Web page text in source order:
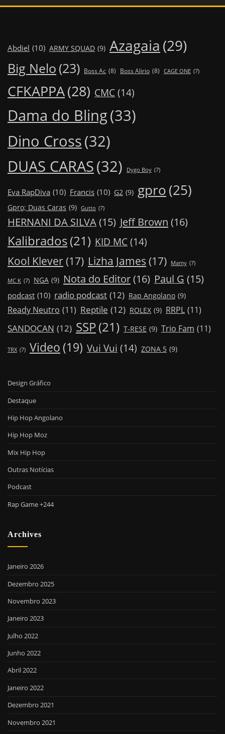
Abdiel (10) ARMY SQUAD (9) Azagaia (29)
Big Nelo (23) Boss Ac (8) Boss Alirio (8) CAGE ONE (7)
CFKAPPA(28) CMC (14)
Dama do Bling(33)
Dino Cross(32)
DUAS CARAS(32) Dygo Boy (7)
Eva RapDiva (10) Francis (10) G2 (9) gpro(25)
Gpro; Duas Caras (9) Gutto (7)
HERNANI DA SILVA(15) Jeff Brown (16)
Kalibrados(21) KID MC (14)
Kool Klever (17) Lizha James (17) Mamy (7)
MC K (7) NGA (9) Nota do Editor(16) Paul G (15)
podcast (10) radio podcast (12) Rap Angolano (9)
Ready Neutro (11) Reptile (12) ROLEX (9) RRPL (11)
SANDOCAN (12) SSP(21) T-RESE (9) Trio Fam (11)
TRX (7) Video (19) Vui Vui (14) ZONA 5 (9)
Design Gráfico
Destaque
Hip Hop Angolano
Hip Hop Moz
Mix Hip Hop
Outras Notícias
Podcast
Rap Game +244
Archives
Janeiro 2026
Dezembro 2025
Novembro 2023
Janeiro 2023
Julho 2022
Junho 2022
Abril 2022
Janeiro 2022
Dezembro 2021
Novembro 2021